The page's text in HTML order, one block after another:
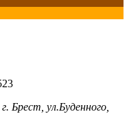
ул.Буденного,